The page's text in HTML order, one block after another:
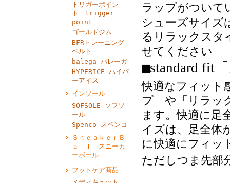
トリガーポイン
ト trigger
point
ゴールドジム
BFRトレーニング
ベルト
balega バレーガ
HYPERICE ハイパ
ーアイス
インソール
SOFSOLE ソフソ
ール
Spenco スペンコ
ＳｎｅａｋｅｒＢ
ａｌｌ スニーカ
ーボール
フットケア商品
ラップがついて
シューズサイズ
るリラックスタ
せてください
■standard fit
快適なフィット
プ」や「リラッ
ます。快適に足
イズは、足全体
に快適にフィッ
ただしつま先部